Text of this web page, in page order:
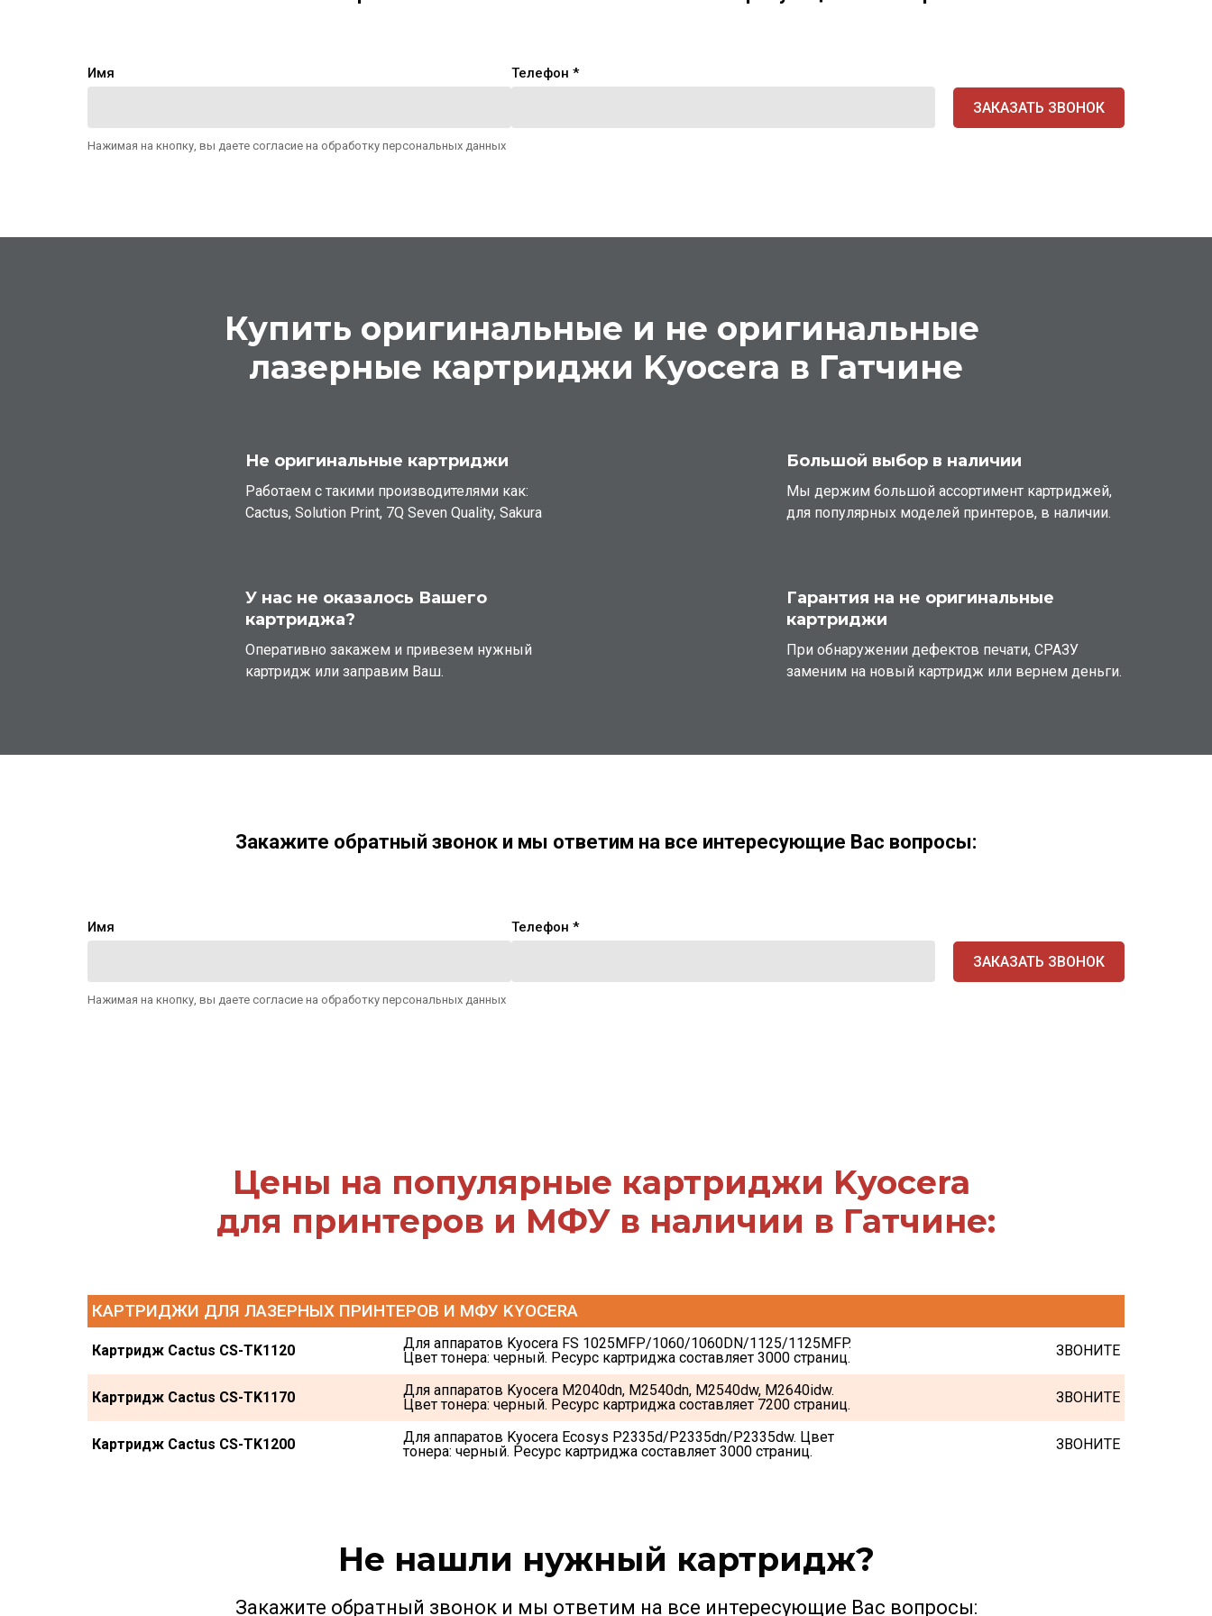
Имя Телефон *
ЗАКАЗАТЬ ЗВОНОК
Нажимая на кнопку, вы даете согласие на обработку персональных данных
Купить оригинальные и не оригинальные
лазерные картриджи Kyocera в Гатчине
Не оригинальные картриджи
Работаем с такими производителями как:
Cactus, Solution Print, 7Q Seven Quality, Sakura
Большой выбор в наличии
Мы держим большой ассортимент картриджей,
для популярных моделей принтеров, в наличии.
У нас не оказалось Вашего
картриджа?
Оперативно закажем и привезем нужный
картридж или заправим Ваш.
Гарантия на не оригинальные
картриджи
При обнаружении дефектов печати, СРАЗУ
заменим на новый картридж или вернем деньги.
Закажите обратный звонок и мы ответим на все интересующие Вас вопросы:
Имя Телефон *
ЗАКАЗАТЬ ЗВОНОК
Нажимая на кнопку, вы даете согласие на обработку персональных данных
Цены на популярные картриджи Kyocera
для принтеров и МФУ в наличии в Гатчине:
КАРТРИДЖИ ДЛЯ ЛАЗЕРНЫХ ПРИНТЕРОВ И МФУ KYOCERA
Картридж Cactus CS-TK1120
Для аппаратов Kyocera FS 1025MFP/1060/1060DN/1125/1125MFP.
Цвет тонера: черный. Ресурс картриджа составляет 3000 страниц.
ЗВОНИТЕ
Картридж Cactus CS-TK1170
Для аппаратов Kyocera M2040dn, M2540dn, M2540dw, M2640idw.
Цвет тонера: черный. Ресурс картриджа составляет 7200 страниц.
ЗВОНИТЕ
Картридж Cactus CS-TK1200
Для аппаратов Kyocera Ecosys P2335d/P2335dn/P2335dw. Цвет
тонера: черный. Ресурс картриджа составляет 3000 страниц.
ЗВОНИТЕ
Не нашли нужный картридж?
Закажите обратный звонок и мы ответим на все интересующие Вас вопросы: